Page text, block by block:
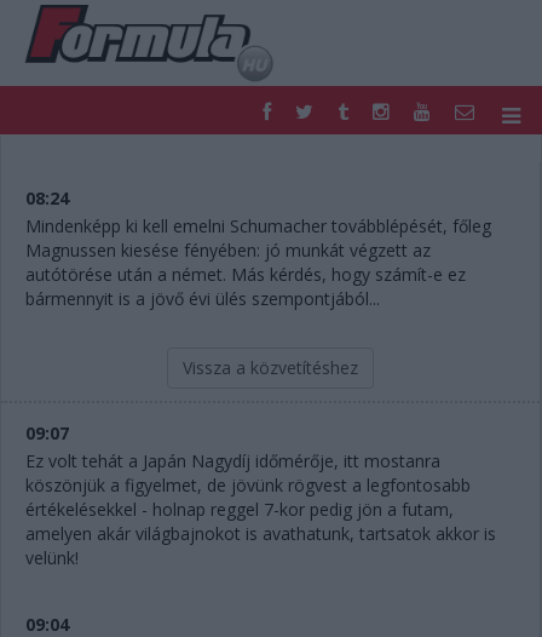
FORMULA
NEMZETKÖZI
HAZAI
RETRO
EGYÉB
PODCAST
SHOP
LIVE
TIPPJÁTÉK
08:24
Mindenképp ki kell emelni Schumacher továbblépését, főleg
Magnussen kiesése fényében: jó munkát végzett az
autótörése után a német. Más kérdés, hogy számít-e ez
bármennyit is a jövő évi ülés szempontjából...
Vissza a közvetítéshez
09:07
Ez volt tehát a Japán Nagydíj időmérője, itt mostanra
köszönjük a figyelmet, de jövünk rögvest a legfontosabb
értékelésekkel - holnap reggel 7-kor pedig jön a futam,
amelyen akár világbajnokot is avathatunk, tartsatok akkor is
velünk!
09:04